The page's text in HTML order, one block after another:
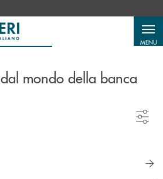
MENU
dal mondo della banca